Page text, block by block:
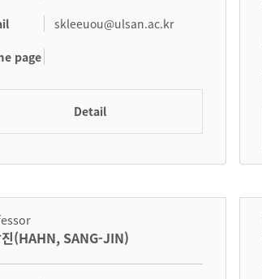
skleeuou@ulsan.ac.kr
page
Detail
(HAHN, SANG-JIN)